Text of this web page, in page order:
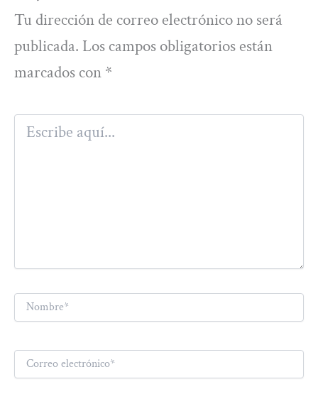
Tu dirección de correo electrónico no será
publicada. Los campos obligatorios están
marcados con *
Escribe
aquí...
Nombre*
Correo
electrónico*